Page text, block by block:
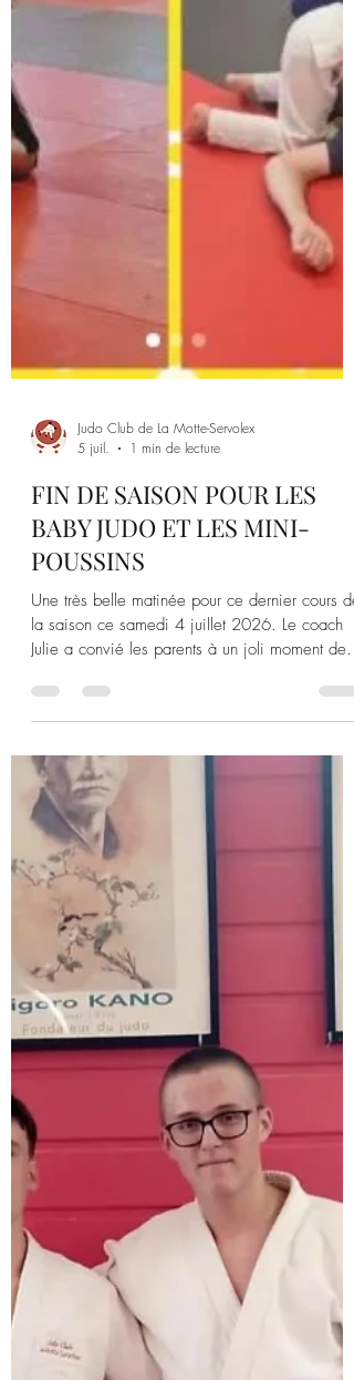
Judo Club de La Motte-Servolex
5 juil.
1 min de lecture
FIN DE SAISON POUR LES
Une très belle matinée pour ce dernier cours de
la saison ce samedi 4 juillet 2026. Le coach
Julie a convié les parents à un joli moment de
partage sur le tatami avec les enfants.
L’occasion pour les enfants de mettre K.O. leurs
parents, leurs frères, leurs sœurs… et surtout de
partager de beaux éclats de rire et de
magnifiques souvenirs. Un très beau moment
de convivialité pour clôturer cette saison tous
ensemble. Merci Julie pour cette belle
expérience, ton engagement, ta b